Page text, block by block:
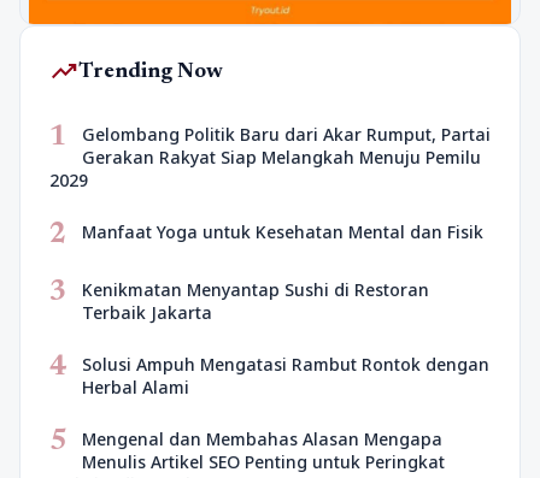
trending_upTrending Now
1
Gelombang Politik Baru dari Akar Rumput, Partai
Gerakan Rakyat Siap Melangkah Menuju Pemilu
2029
2 Manfaat Yoga untuk Kesehatan Mental dan Fisik
3
Kenikmatan Menyantap Sushi di Restoran
Terbaik Jakarta
4
Solusi Ampuh Mengatasi Rambut Rontok dengan
Herbal Alami
5
Mengenal dan Membahas Alasan Mengapa
Menulis Artikel SEO Penting untuk Peringkat